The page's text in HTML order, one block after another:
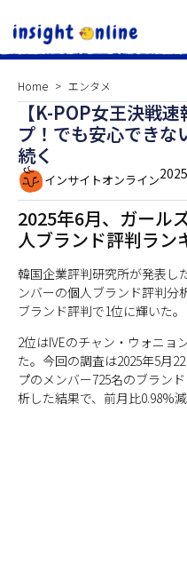
Home エンタメ
【K-POP女王決戦
プ！でも安心できな
続く
インサイトオンライン
2025年6月、ガール
人ブランド評判ラン
韓国企業評判研究所が発表し
ンバーの個人ブランド評判分
ブランド評判で1位に輝いた。
2位はIVEのチャン・ウォニョ
た。今回の調査は2025年5月
プのメンバー725名のブラン
析した結果で、前月比0.98%